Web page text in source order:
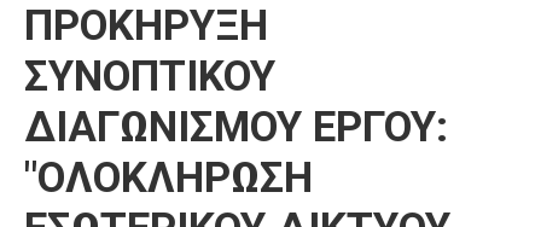
Προσκλήσεις
Αποφάσεις
Τηλέφωνα
Καιρός
ΠΡΟΚΗΡΥΞΗ
ΣΥΝΟΠΤΙΚΟΥ
ΔΙΑΓΩΝΙΣΜΟΥ ΕΡΓΟΥ:
"ΟΛΟΚΛΗΡΩΣΗ